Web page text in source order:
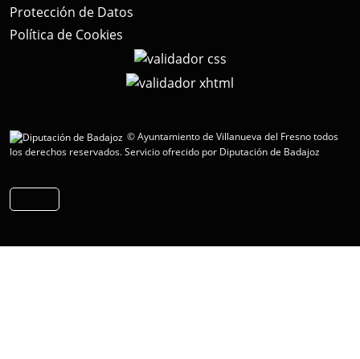
Protección de Datos
Política de Cookies
© Ayuntamiento de Villanueva del Fresno todos
los derechos reservados.Servicio ofrecido por Diputación de Badajoz